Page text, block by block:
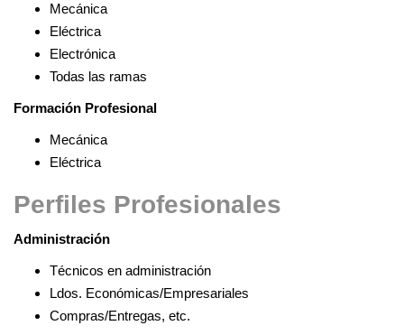
Mecánica
Eléctrica
Electrónica
Todas las ramas
Formación Profesional
Mecánica
Eléctrica
Perfiles Profesionales
Administración
Técnicos en administración
Ldos. Económicas/Empresariales
Compras/Entregas, etc.